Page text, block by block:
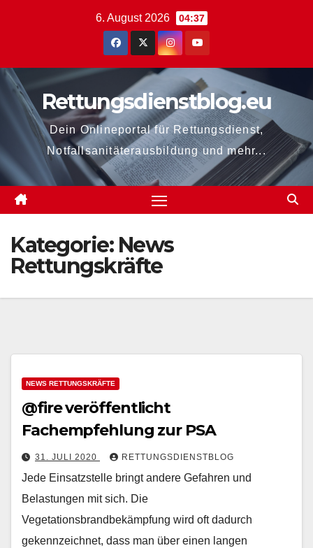
6. August 2026 04:37
Rettungsdienstblog.eu
Dein Onlineportal für Rettungsdienst,
Notfallsanitäterausbildung und mehr...
Kategorie: News
Rettungskräfte
NEWS RETTUNGSKRÄFTE
@fire veröffentlicht
Fachempfehlung zur PSA
31. JULI 2020 RETTUNGSDIENSTBLOG
Jede Einsatzstelle bringt andere Gefahren und
Belastungen mit sich. Die
Vegetationsbrandbekämpfung wird oft dadurch
gekennzeichnet, dass man über einen langen